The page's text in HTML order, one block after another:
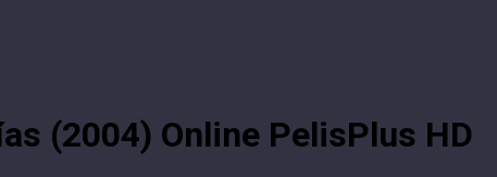
(2004) Online PelisPlus HD